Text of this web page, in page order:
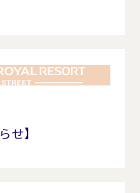
せ】